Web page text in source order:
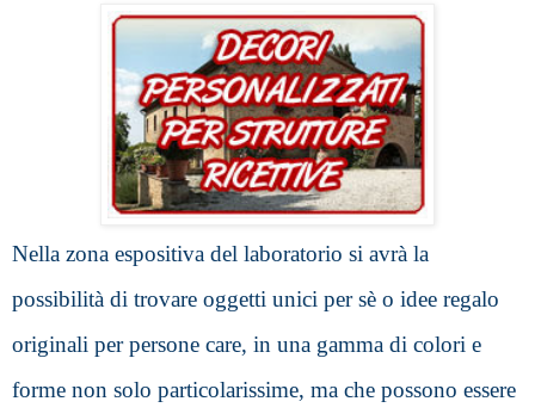
Nella zona espositiva del laboratorio si avrà la
possibilità di trovare oggetti unici per sè o idee regalo
originali per persone care, in una gamma di colori e
forme non solo particolarissime, ma che possono essere